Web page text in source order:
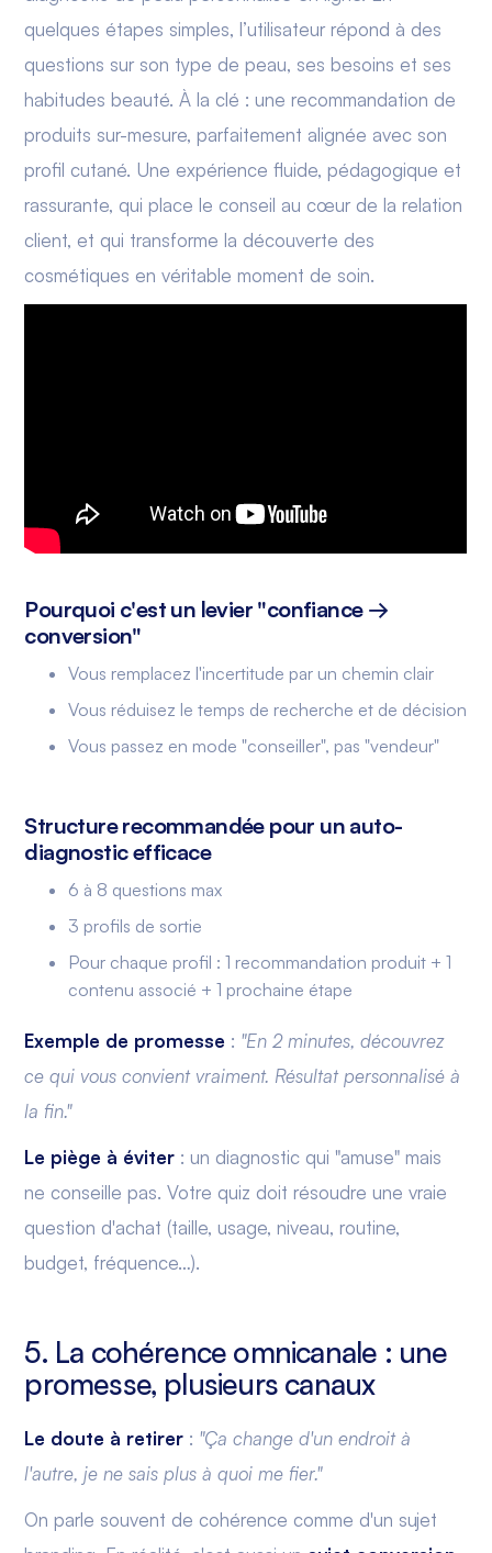
quelques étapes simples, l’utilisateur répond à des
questions sur son type de peau, ses besoins et ses
habitudes beauté. À la clé : une recommandation de
produits sur-mesure, parfaitement alignée avec son
profil cutané. Une expérience fluide, pédagogique et
rassurante, qui place le conseil au cœur de la relation
client, et qui transforme la découverte des
cosmétiques en véritable moment de soin.
Pourquoi c'est un levier "confiance →
conversion"
Vous remplacez l'incertitude par un chemin clair
Vous réduisez le temps de recherche et de décision
Vous passez en mode "conseiller", pas "vendeur"
Structure recommandée pour un auto-
diagnostic efficace
6 à 8 questions max
3 profils de sortie
Pour chaque profil : 1 recommandation produit + 1
contenu associé + 1 prochaine étape
Exemple de promesse : "En 2 minutes, découvrez
ce qui vous convient vraiment. Résultat personnalisé à
la fin."
Le piège à éviter : un diagnostic qui "amuse" mais
ne conseille pas. Votre quiz doit résoudre une vraie
question d'achat (taille, usage, niveau, routine,
budget, fréquence…).
5. La cohérence omnicanale : une
promesse, plusieurs canaux
Le doute à retirer : "Ça change d'un endroit à
l'autre, je ne sais plus à quoi me fier."
On parle souvent de cohérence comme d'un sujet